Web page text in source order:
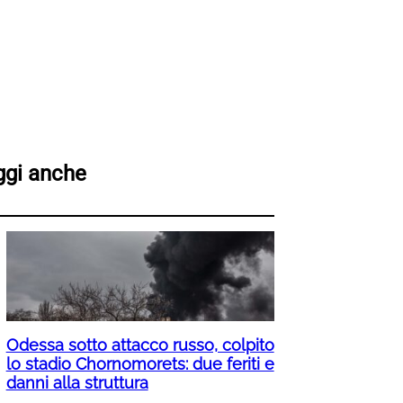
anche
Odessa sotto attacco russo, colpito
lo stadio Chornomorets: due feriti e
danni alla struttura